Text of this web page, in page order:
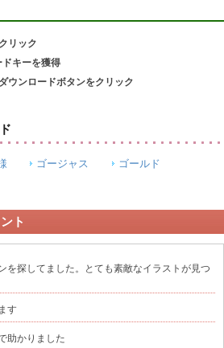
リック
キーを獲得
ウンロードボタンをクリック
ゴージャス
ゴールド
ト
を探してました。とても素敵なイラストが見つ
す
助かりました